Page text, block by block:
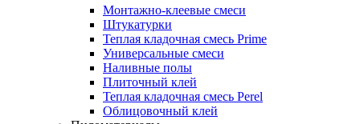
Монтажно-клеевые смеси
Штукатурки
Теплая кладочная смесь Prime
Универсальные смеси
Наливные полы
Плиточный клей
Теплая кладочная смесь Perel
Облицовочный клей